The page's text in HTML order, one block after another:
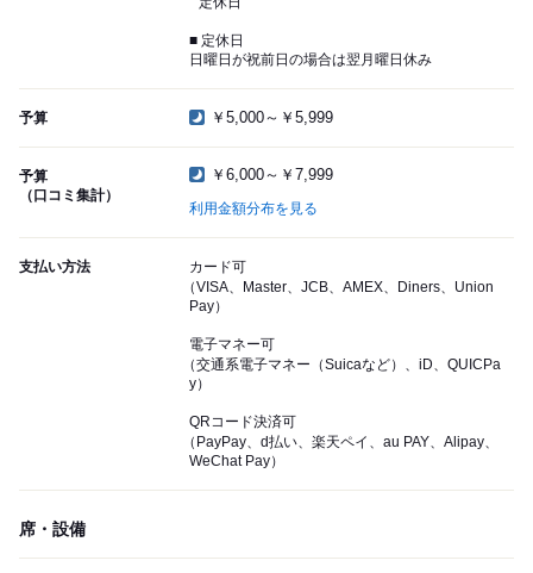
■ 定休日
日曜日が祝前日の場合は翌月曜日休み
予算 ￥5,000～￥5,999
予算
（口コミ集計）
￥6,000～￥7,999
利用金額分布を見る
支払い方法
カード可
（VISA、Master、JCB、AMEX、Diners、Union
Pay）
電子マネー可
（交通系電子マネー（Suicaなど）、iD、QUICPa
y）
QRコード決済可
（PayPay、d払い、楽天ペイ、au PAY、Alipay、
WeChat Pay）
席・設備